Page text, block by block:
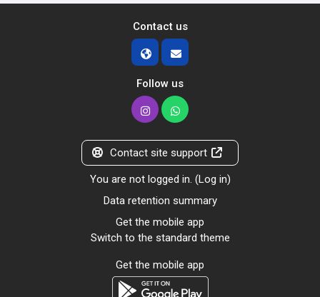
Contact us
Follow us
Contact site support
You are not logged in. (Log in)
Data retention summary
Get the mobile app
Switch to the standard theme
Get the mobile app